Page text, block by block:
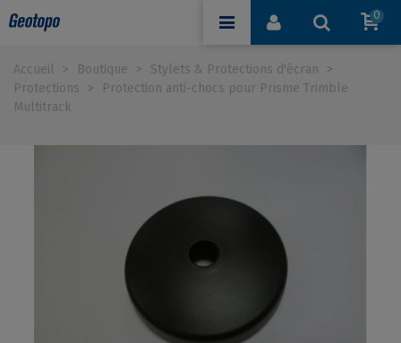
0
Accueil > Boutique > Stylets & Protections d'écran
>
Protections
>
Protection anti-chocs pour Prisme Trimble
Multitrack